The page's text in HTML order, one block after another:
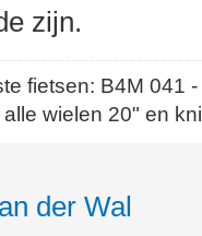
zijn.
fietsen: B4M
alle wielen 20" en
der Wal